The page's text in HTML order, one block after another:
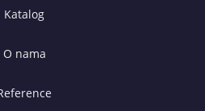
Katalog
O nama